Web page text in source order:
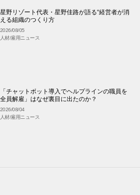
星野リゾート代表・星野佳路が語る“経営者が消
える組織のつくり方
2026/08/05
人材/雇用ニュース
「チャットボット導入でヘルプラインの職員を
全員解雇」はなぜ裏目に出たのか？
2026/08/04
人材/雇用ニュース